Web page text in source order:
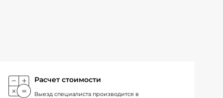
Расчет стоимости
Выезд специалиста производится в